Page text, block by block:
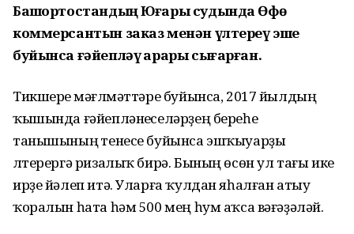
Башҡортостандың Юғары судында Өфө
коммерсантын заказ менән үлтереү эше
буйынса ғәйепләү ҡарары сығарған.
Тикшереү мәғлүмәттәре буйынса, 2017 йылдың
ҡышында ғәйепләнеүселәрҙең береһе
танышының үтенесе буйынса эшҡыуарҙы
үлтерергә ризалыҡ бирә. Бының өсөн ул тағы ике
ирҙе йәлеп итә. Уларға ҡулдан яһалған атыу
ҡоралын һата һәм 500 мең һум аҡса вәғәҙәләй.